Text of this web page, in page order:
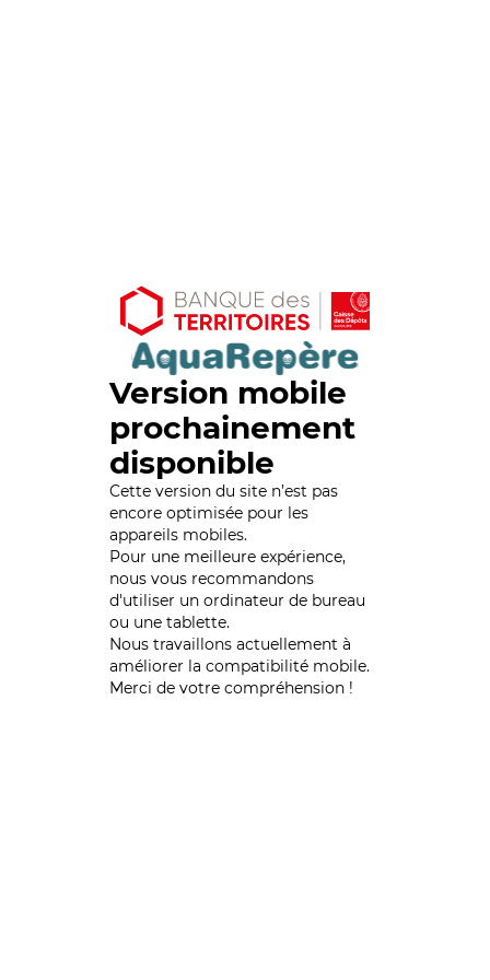
Version mobile
prochainement
disponible
Cette version du site n’est pas
encore optimisée pour les
appareils mobiles.
Pour une meilleure expérience,
nous vous recommandons
d'utiliser un ordinateur de bureau
ou une tablette.
Nous travaillons actuellement à
améliorer la compatibilité mobile.
Merci de votre compréhension !